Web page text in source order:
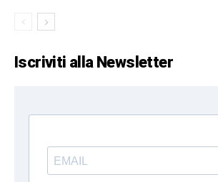
Iscriviti alla Newsletter